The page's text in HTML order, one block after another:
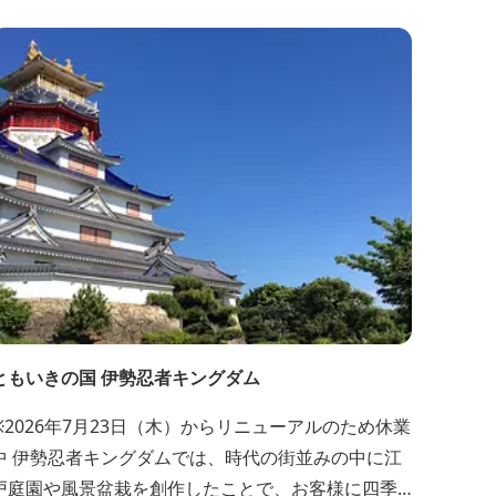
内には湯舟が点在し、いつのまにか大自然を満喫
ただきます。 日本最大級のスケールを誇る岩
浴施設「湯あみの岩盤浴」（2017.4）。和を...
もいきの国 伊勢忍者キングダム
年7月23日（木）からリニューアルのため休業
伊勢忍者キングダムでは、時代の街並みの中に江
庭園や風景盆栽を創作したことで、お客様に四季